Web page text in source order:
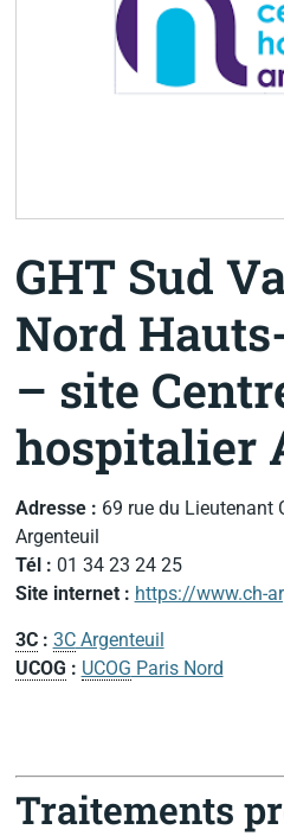
GHT Sud
Nord
– site
hospitalier
Adresse : 69 rue du Lieutenant
Argenteuil
Tél : 01 34 23 24 25
Site internet : https://www.ch-
3C: 3CArgenteuil
UCOG : UCOG Paris Nord
Traitements